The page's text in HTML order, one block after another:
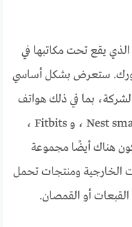
يقع تحت مكاتبها في
ستعرض بشكل أساسي
بما في ذلك هواتف
Pixel ، وأدوات Nest smarthome ، و Fitbits ،
هناك أيضًا مجموعة
الخارجية ومنتجات تحمل
أو القمصان.